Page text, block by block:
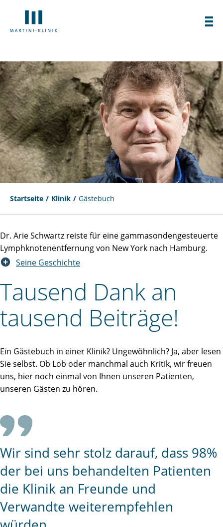
Startseite Klinik Gästebuch
Dr. Arie Schwartz reiste für eine gammasondengesteuerte
Lymphknotenentfernung von New York nach Hamburg.
Seine Geschichte
Tausend Dank an
tausend Beiträge!
Ein Gästebuch in einer Klinik? Ungewöhnlich? Ja, aber lesen
Sie selbst. Ob Lob oder manchmal auch Kritik, wir freuen
uns, hier noch einmal von Ihnen unseren Patienten,
unseren Gästen zu hören.
Wir sind sehr stolz darauf, dass 98%
der bei uns behandelten Patienten
die Klinik an Freunde und
Verwandte weiterempfehlen